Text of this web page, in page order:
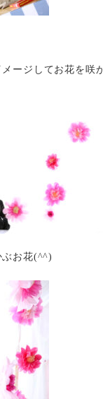
ージしてお花を咲
ぶお花(^^)